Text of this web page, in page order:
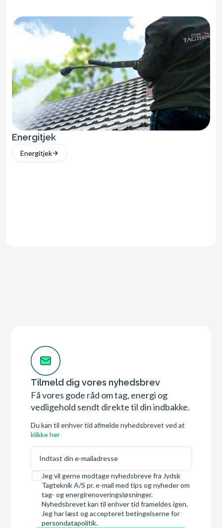
Energitjek
Energitjek
Tilmeld dig vores nyhedsbrev
Få vores gode råd om tag, energi og
vedligehold sendt direkte til din indbakke.
Du kan til enhver tid afmelde nyhedsbrevet ved at
klikke her
E-mail
Samtykke
Jeg vil gerne modtage nyhedsbreve fra Jydsk
Tagteknik A/S pr. e-mail med tips og nyheder om
tag- og energirenoveringsløsninger.
Nyhedsbrevet kan til enhver tid frameldes igen.
Jeg har læst og accepteret betingelserne for
persondatapolitik.